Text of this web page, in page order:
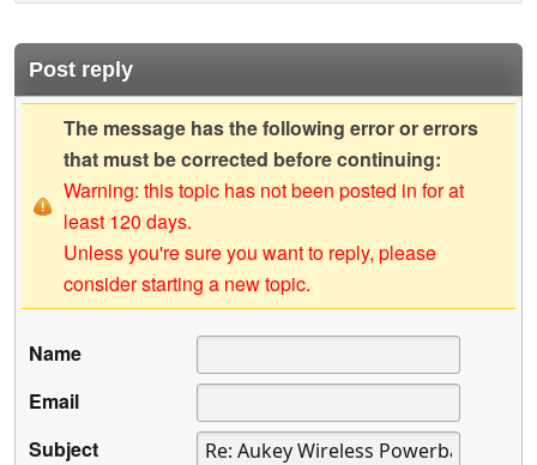
Post reply
The message has the following error or errors
that must be corrected before continuing:
Warning: this topic has not been posted in for at
least 120 days.
Unless you're sure you want to reply, please
consider starting a new topic.
Name
Email
Subject